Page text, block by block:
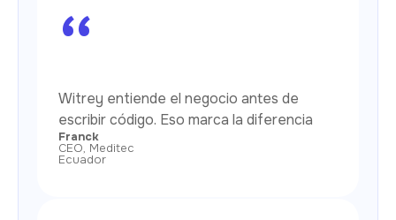
“
Witrey entiende el negocio antes de
escribir código. Eso marca la diferencia
Franck
CEO, Meditec
Ecuador